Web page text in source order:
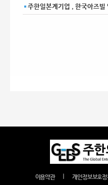
주한일본계기업 , 한국아즈빌
이용약관 개인정보보호